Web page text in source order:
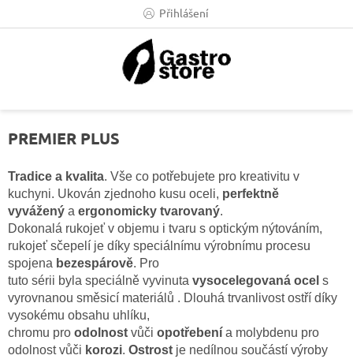
Přihlášení
PREMIER PLUS
Tradice a kvalita. Vše co potřebujete pro kreativitu v
kuchyni. Ukován zjednoho kusu oceli, perfektně
vyvážený a ergonomicky tvarovaný.
Dokonalá rukojeť v objemu i tvaru s optickým nýtováním,
rukojeť sčepelí je díky speciálnímu výrobnímu procesu
spojena bezespárově. Pro
tuto sérii byla speciálně vyvinuta vysocelegovaná ocel s
vyrovnanou směsicí materiálů . Dlouhá trvanlivost ostří díky
vysokému obsahu uhlíku,
chromu pro odolnost vůči opotřebení a molybdenu pro
odolnost vůči korozi. Ostrost je nedílnou součástí výroby